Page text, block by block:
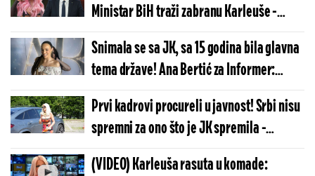
Ministar BiH traži zabranu Karleuše -
Pominje genocid da sakrije sopstvenu
bruku!
Snimala se sa JK, sa 15 godina bila glavna
tema države! Ana Bertić za Informer:
Mišljenje o Atini i Niki iznela pred svima
(VIDEO)
Prvi kadrovi procureli u javnost! Srbi nisu
spremni za ono što je JK spremila -
Svetska, a naša!
(VIDEO) Karleuša rasuta u komade: